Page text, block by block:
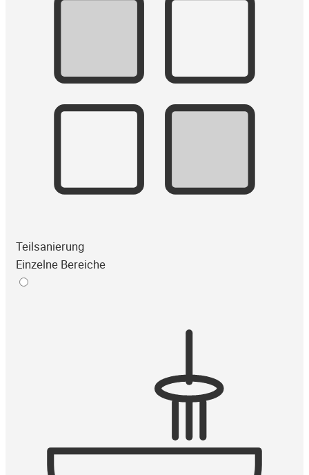
Teilsanierung
Einzelne Bereiche